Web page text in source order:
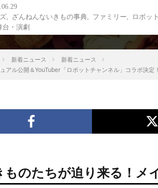
ざんねんないきもの事典 ファミリー ロボッ
台・演劇
新着ニュース
新着ニュース
アル公開＆YouTuber「ロボットチャンネル」コラボ決
ものたちが迫り来る！メ